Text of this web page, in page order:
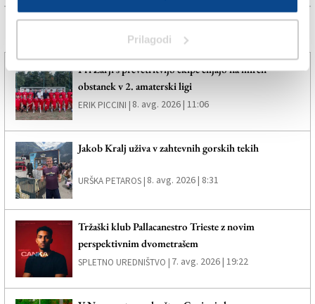
Prilagodi
Pri Zarji s prevetritvijo ekipe ciljajo na miren
obstanek v 2. amaterski ligi
ERIK PICCINI | 8. avg. 2026 | 11:06
Jakob Kralj uživa v zahtevnih gorskih tekih
URŠKA PETAROS | 8. avg. 2026 | 8:31
Tržaški klub Pallacanestro Trieste z novim
perspektivnim dvometrašem
SPLETNO UREDNIŠTVO | 7. avg. 2026 | 19:22